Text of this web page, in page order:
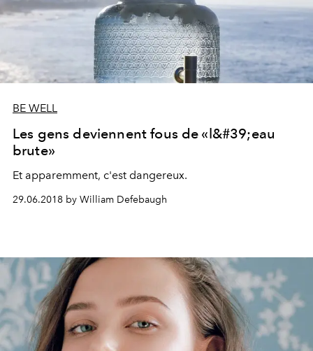
BE WELL
Les gens deviennent fous de «l&#39;eau
brute»
Et apparemment, c'est dangereux.
29.06.2018 by William Defebaugh